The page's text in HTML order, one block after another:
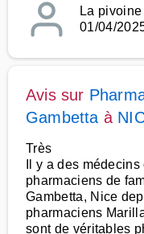
La pivoine
01/04/
Avis sur
Gambetta à
Très
Il y a des
pharmaciens de
Gambetta, Nice
pharmaciens
sont de véritables